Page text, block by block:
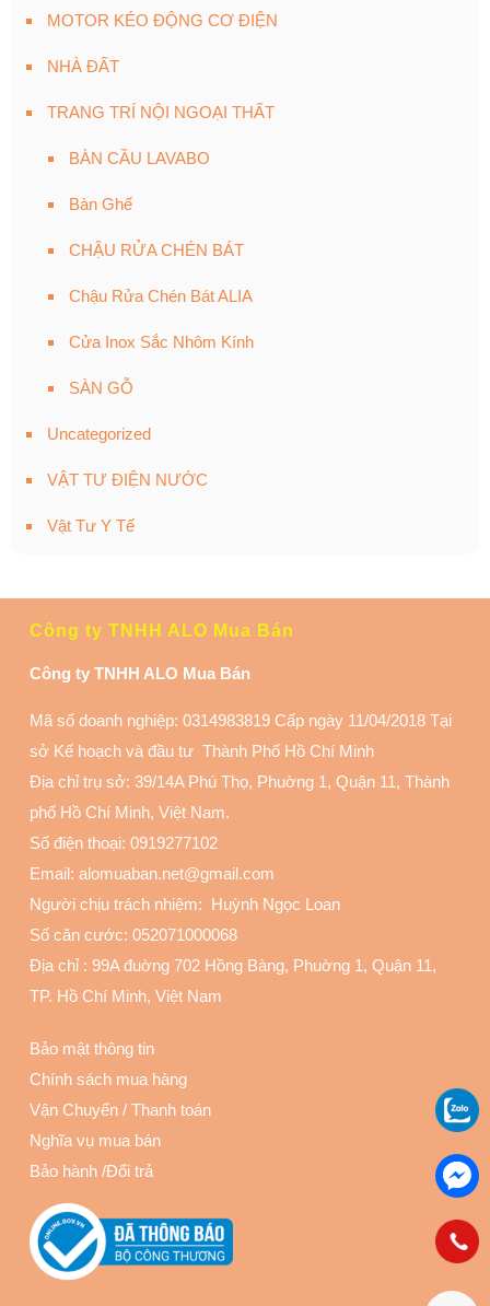
MOTOR KÉO ĐỘNG CƠ ĐIỆN
NHÀ ĐẤT
TRANG TRÍ NỘI NGOẠI THẤT
BÀN CẦU LAVABO
Bàn Ghế
CHẬU RỬA CHÉN BÁT
Chậu Rửa Chén Bát ALIA
Cửa Inox Sắc Nhôm Kính
SÀN GỖ
Uncategorized
VẬT TƯ ĐIỆN NƯỚC
Vật Tư Y Tế
Công ty TNHH ALO Mua Bán
Công ty TNHH ALO Mua Bán
Mã số doanh nghiệp: 0314983819 Cấp ngày 11/04/2018 Tại
sở Kế hoạch và đầu tư Thành Phố Hồ Chí Minh
Địa chỉ trụ sở: 39/14A Phú Thọ, Phuờng 1, Quận 11, Thành
phố Hồ Chí Minh, Việt Nam.
Số điện thoại: 0919277102
Email: alomuaban.net@gmail.com
Người chịu trách nhiệm: Huỳnh Ngọc Loan
Số căn cước: 052071000068
Địa chỉ : 99A đuờng 702 Hồng Bàng, Phuờng 1, Quận 11,
TP. Hồ Chí Minh, Việt Nam
Bảo mật thông tin
Chính sách mua hàng
Vận Chuyển / Thanh toán
Nghĩa vụ mua bán
Bảo hành /Đổi trả